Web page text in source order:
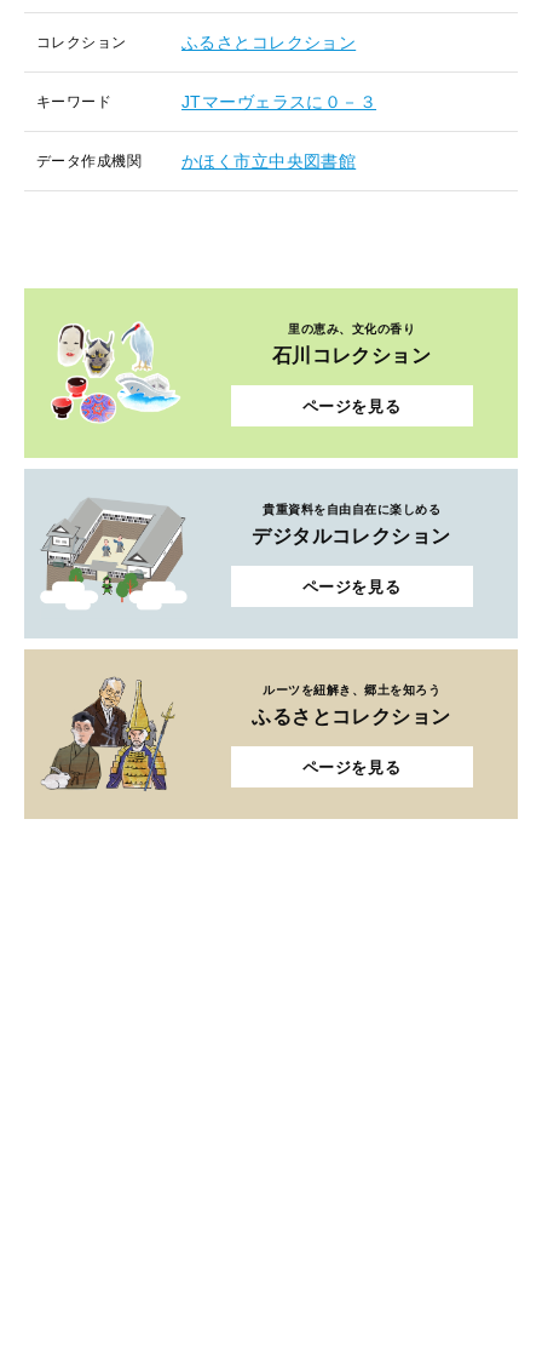
コレクション ふるさとコレクション
キーワード JTマーヴェラスに０－３
データ作成機関 かほく市立中央図書館
里の恵み、文化の香り
石川コレクション
ページを見る
貴重資料を自由自在に楽しめる
デジタルコレクション
ページを見る
ルーツを紐解き、郷土を知ろう
ふるさとコレクション
ページを見る